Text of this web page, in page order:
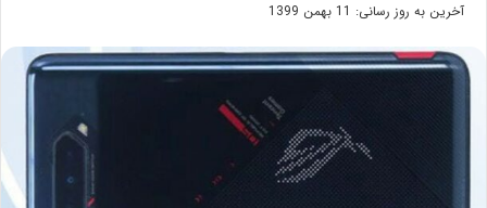
آخرین به روز رسانی: 11 بهمن 1399